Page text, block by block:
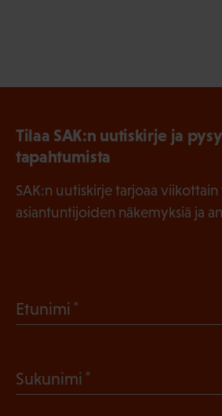
Tilaa SAK:n uutiskirje ja
tapahtumista
SAK:n uutiskirje tarjoaa
asiantuntijoiden näkemyksiä ja
Etunimi
Sukunimi